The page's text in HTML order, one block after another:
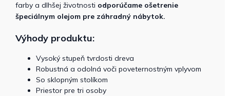
farby a dlhšej životnosti odporúčame ošetrenie
špeciálnym olejom pre záhradný nábytok.
Výhody produktu:
Vysoký stupeň tvrdosti dreva
Robustná a odolná voči poveternostným vplyvom
So sklopným stolíkom
Priestor pre tri osoby